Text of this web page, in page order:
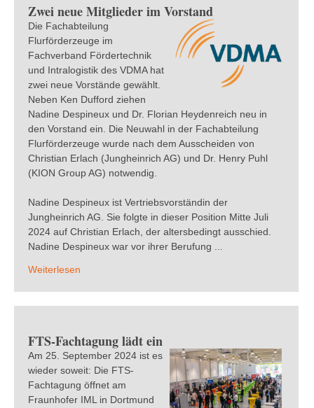
Zwei neue Mitglieder im Vorstand
Die Fachabteilung
Flurförderzeuge im
Fachverband Fördertechnik
und Intralogistik des VDMA hat
zwei neue Vorstände gewählt.
Neben Ken Dufford ziehen
Nadine Despineux und Dr. Florian Heydenreich neu in
den Vorstand ein. Die Neuwahl in der Fachabteilung
Flurförderzeuge wurde nach dem Ausscheiden von
Christian Erlach (Jungheinrich AG) und Dr. Henry Puhl
(KION Group AG) notwendig.
Nadine Despineux ist Vertriebsvorständin der
Jungheinrich AG. Sie folgte in dieser Position Mitte Juli
2024 auf Christian Erlach, der altersbedingt ausschied.
Nadine Despineux war vor ihrer Berufung ...
Weiterlesen
FTS-Fachtagung lädt ein
Am 25. September 2024 ist es
wieder soweit: Die FTS-
Fachtagung öffnet am
Fraunhofer IML in Dortmund